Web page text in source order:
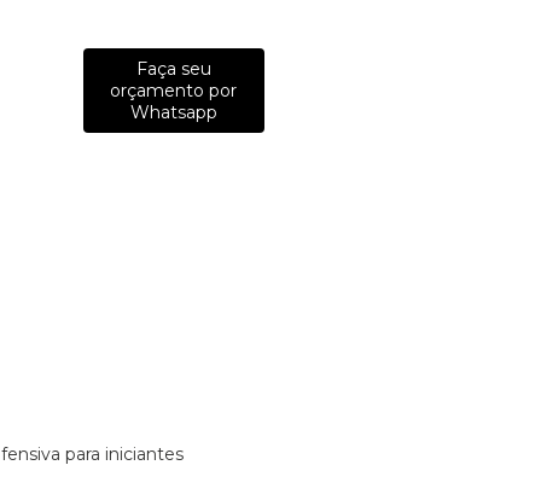
Faça seu
orçamento por
Whatsapp
para iniciantes